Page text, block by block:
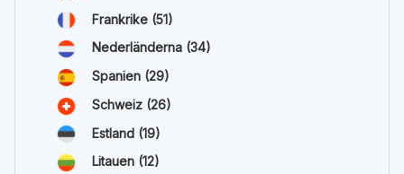
Frankrike (51)
Nederländerna (34)
Spanien (29)
Schweiz (26)
Estland (19)
Litauen (12)